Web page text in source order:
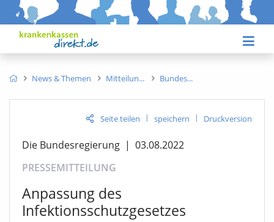
News & Themen Mitteilun Bundes
Seite teilen | speichern | Druckversion
Die Bundesregierung | 03.08.2022
PRESSEMITTEILUNG
Anpassung des
Infektionsschutzgesetzes